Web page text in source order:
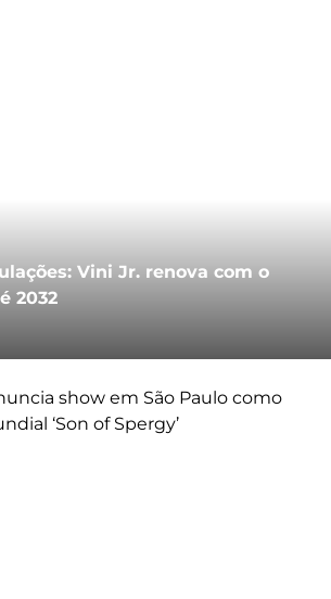
Vini Jr. renova com o
2032